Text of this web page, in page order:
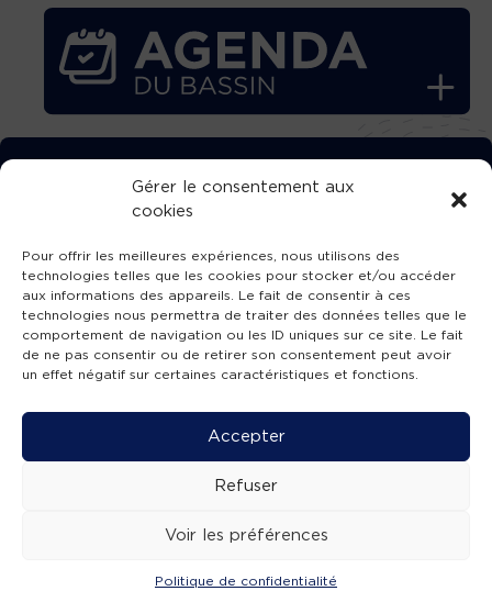
Gérer le consentement aux
cookies
Pour offrir les meilleures expériences, nous utilisons des
technologies telles que les cookies pour stocker et/ou accéder
aux informations des appareils. Le fait de consentir à ces
technologies nous permettra de traiter des données telles que le
comportement de navigation ou les ID uniques sur ce site. Le fait
de ne pas consentir ou de retirer son consentement peut avoir
un effet négatif sur certaines caractéristiques et fonctions.
Accepter
Refuser
Voir les préférences
Politique de confidentialité
ÉMISSIONS AGENDA
TÉLÉCHARGEZ GRATUITEMENT
L’APPLICATION TVBA !
SUIVEZ-NOUS !
Mentions légales -Accessibilité